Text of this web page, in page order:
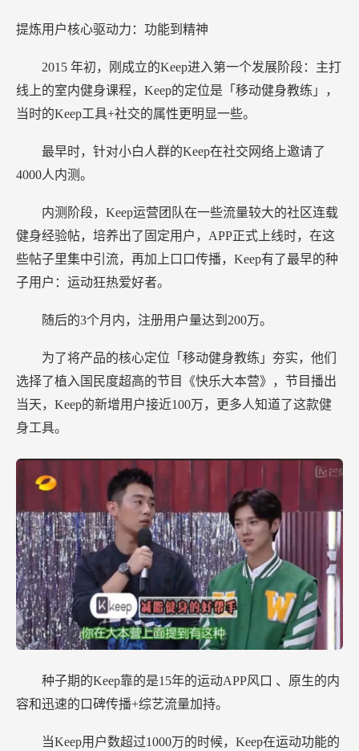
提炼用户核心驱动力：功能到精神
2015 年初，刚成立的Keep进入第一个发展阶段：主打
线上的室内健身课程，Keep的定位是「移动健身教练」，
当时的Keep工具+社交的属性更明显一些。
最早时，针对小白人群的Keep在社交网络上邀请了
4000人内测。
内测阶段，Keep运营团队在一些流量较大的社区连载
健身经验帖，培养出了固定用户，APP正式上线时，在这
些帖子里集中引流，再加上口口传播，Keep有了最早的种
子用户：运动狂热爱好者。
随后的3个月内，注册用户量达到200万。
为了将产品的核心定位「移动健身教练」夯实，他们
选择了植入国民度超高的节目《快乐大本营》，节目播出
当天，Keep的新增用户接近100万，更多人知道了这款健
身工具。
种子期的Keep靠的是15年的运动APP风口 、原生的内
容和迅速的口碑传播+综艺流量加持。
当Keep用户数超过1000万的时候，Keep在运动功能的